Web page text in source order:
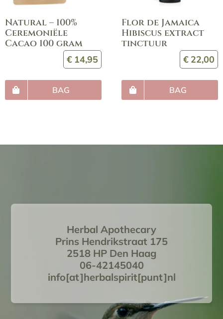
Natural – 100%
Ceremoniële
Cacao 100 gram
€ 14,95
BAG
Flor de Jamaica
Hibiscus extract
tinctuur
€ 22,00
BAG
Herbal Apothecary
Prins Hendrikstraat 175
2518 HP Den Haag
06-42145040
info[at]herbalspirit[punt]nl